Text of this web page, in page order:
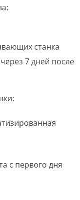
станка
7 дней после
с первого дня